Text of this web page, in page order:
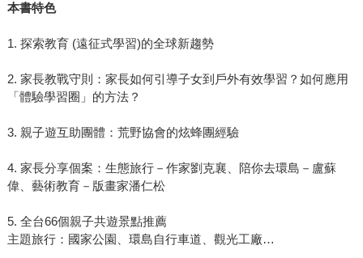
本書特色
1. 探索教育 (遠征式學習)的全球新趨勢
2. 家長教戰守則：家長如何引導子女到戶外有效學習？如何應用
「體驗學習圈」的方法？
3. 親子遊互助團體：荒野協會的炫蜂團經驗
4. 家長分享個案：生態旅行－作家劉克襄、陪你去環島－盧蘇
偉、藝術教育－版畫家潘仁松
5. 全台66個親子共遊景點推薦
主題旅行：國家公園、環島自行車道、觀光工廠…